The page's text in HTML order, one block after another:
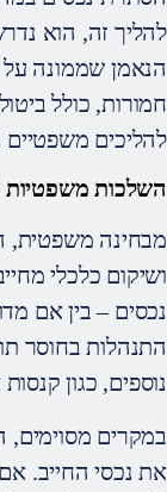
להליך זה, הוא
הנאמן שממונה על
חמורות, כולל
להליכים
השלכות
מבחינה משפטית,
ושיקום כלכלי
נכסים – בין אם
התנהלות בחוסר
נוספים, כגון
במקרים מסוימים,
את נכסי החייב.